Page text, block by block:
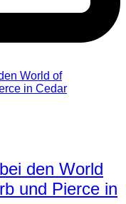
den World
und Pierce in